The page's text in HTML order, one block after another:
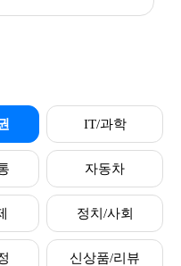
IT/과학
자동차
정치/사회
신상품/리뷰